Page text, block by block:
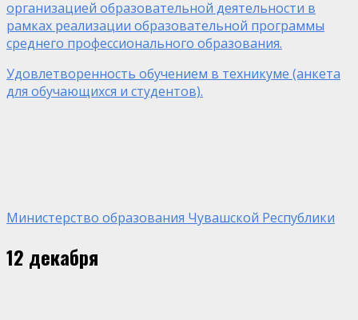
организацией образовательной деятельности в
рамках реализации образовательной программы
среднего профессионального образования.
Удовлетворенность обучением в техникуме (анкета
для обучающихся и студентов).
Министерство образования Чувашской Республики
12 декабря